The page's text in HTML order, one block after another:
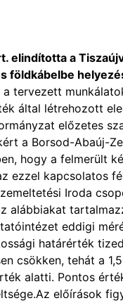
elindította a
földkábelbe
a tervezett
által létrehozott
előzetes
a Borsod-Abaúj-
hogy a felmerült
ezzel kapcsolatos
Iroda
alábbiakat
eddigi
határérték
csökken, tehát a
alatti. Pontos
előírások